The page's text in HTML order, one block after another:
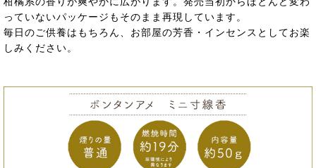
っていないパッケージもそのまま再現しています。
毎日のご供養はもちろん、お部屋の芳香・インセンスとしてお楽
しみください。